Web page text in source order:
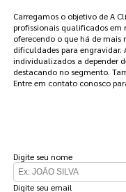
Carregamos o objetivo de A
profissionais qualificados em
oferecendo o que há de
dificuldades para
individualizados a depender
destacando no segmento.
Entre em contato conosco
Digite seu nome
Digite seu email